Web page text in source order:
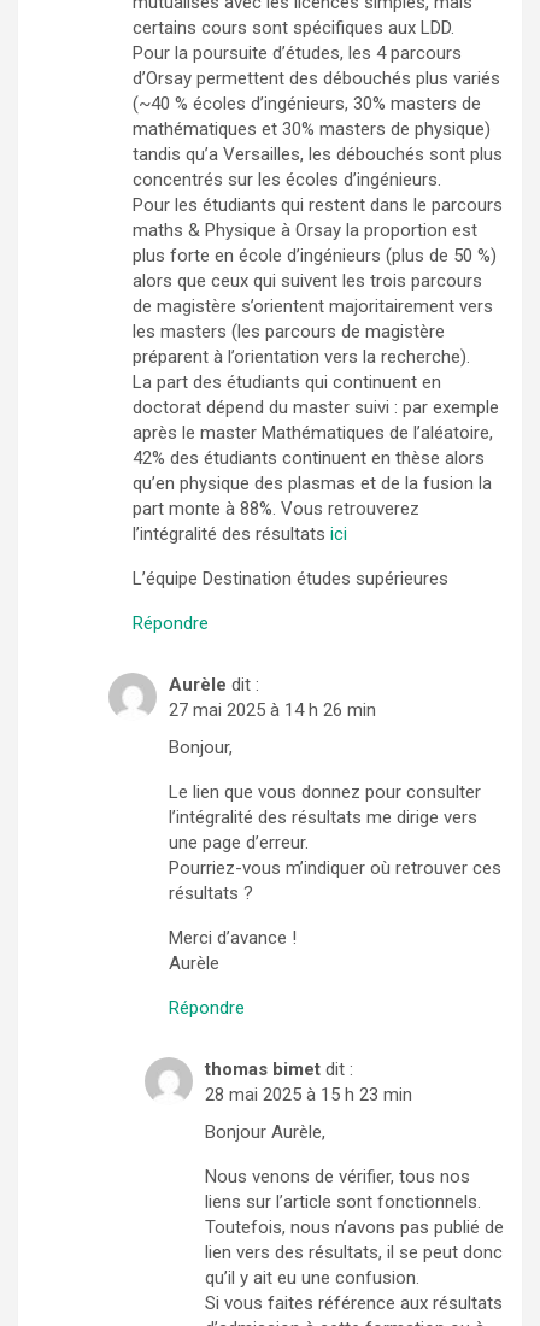
certains cours sont spécifiques aux LDD.
Pour la poursuite d’études, les 4 parcours
d’Orsay permettent des débouchés plus variés
(~40 % écoles d’ingénieurs, 30% masters de
mathématiques et 30% masters de physique)
tandis qu’a Versailles, les débouchés sont plus
concentrés sur les écoles d’ingénieurs.
Pour les étudiants qui restent dans le parcours
maths & Physique à Orsay la proportion est
plus forte en école d’ingénieurs (plus de 50 %)
alors que ceux qui suivent les trois parcours
de magistère s’orientent majoritairement vers
les masters (les parcours de magistère
préparent à l’orientation vers la recherche).
La part des étudiants qui continuent en
doctorat dépend du master suivi : par exemple
après le master Mathématiques de l’aléatoire,
42% des étudiants continuent en thèse alors
qu’en physique des plasmas et de la fusion la
part monte à 88%. Vous retrouverez
l’intégralité des résultats ici
L’équipe Destination études supérieures
Répondre
Aurèle dit :
27 mai 2025 à 14 h 26 min
Bonjour,
Le lien que vous donnez pour consulter
l’intégralité des résultats me dirige vers
une page d’erreur.
Pourriez-vous m’indiquer où retrouver ces
résultats ?
Merci d’avance !
Aurèle
Répondre
thomas bimet dit :
28 mai 2025 à 15 h 23 min
Bonjour Aurèle,
Nous venons de vérifier, tous nos
liens sur l’article sont fonctionnels.
Toutefois, nous n’avons pas publié de
lien vers des résultats, il se peut donc
qu’il y ait eu une confusion.
Si vous faites référence aux résultats